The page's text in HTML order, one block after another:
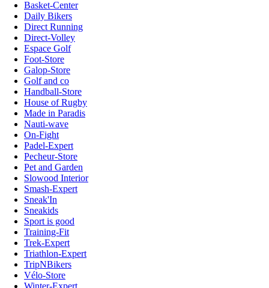
Basket-Center
Daily Bikers
Direct Running
Direct-Volley
Espace Golf
Foot-Store
Galop-Store
Golf and co
Handball-Store
House of Rugby
Made in Paradis
Nauti-wave
On-Fight
Padel-Expert
Pecheur-Store
Pet and Garden
Slowood Interior
Smash-Expert
Sneak'In
Sneakids
Sport is good
Training-Fit
Trek-Expert
Triathlon-Expert
TripNBikers
Vélo-Store